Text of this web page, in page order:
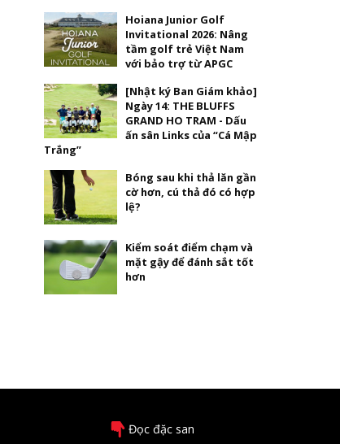
Hoiana Junior Golf
Invitational 2026: Nâng
tầm golf trẻ Việt Nam
với bảo trợ từ APGC
[Nhật ký Ban Giám khảo]
Ngày 14: THE BLUFFS
GRAND HO TRAM - Dấu
ấn sân Links của “Cá Mập
Trắng”
Bóng sau khi thả lăn gần
cờ hơn, cú thả đó có hợp
lệ?
Kiểm soát điểm chạm và
mặt gậy để đánh sắt tốt
hơn
Đọc đặc san